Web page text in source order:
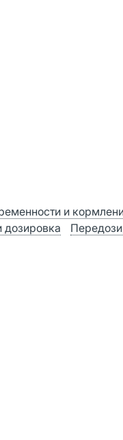
и
дозировка